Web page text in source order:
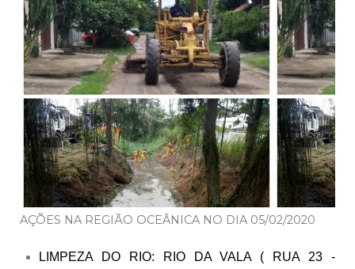
AÇÕES NA REGIÃO OCEÂNICA NO DIA 05/02/2020
LIMPEZA DO RIO: RIO DA VALA ( RUA 23 -